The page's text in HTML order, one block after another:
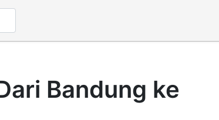
Bandung ke